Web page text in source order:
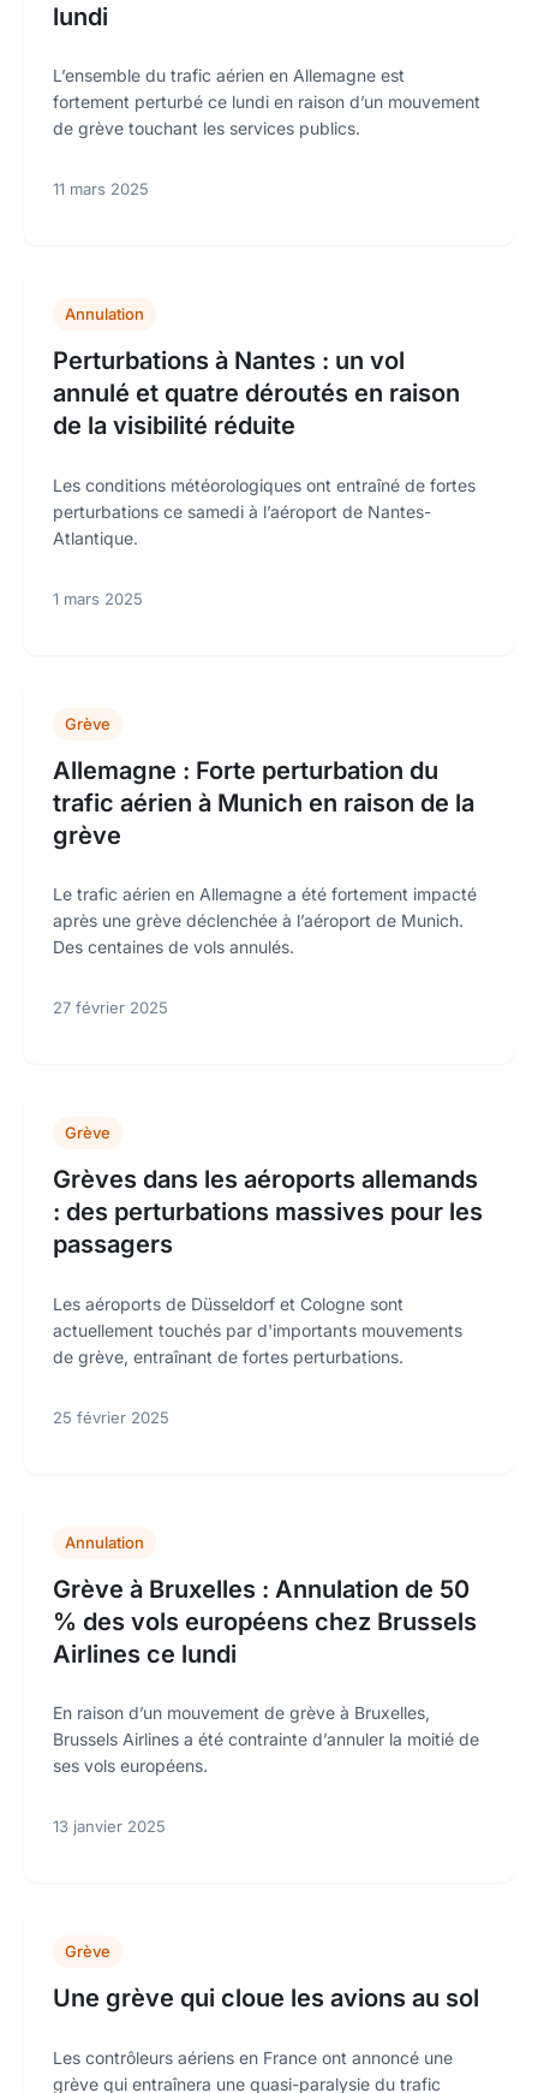
lundi
L’ensemble du trafic aérien en Allemagne est
fortement perturbé ce lundi en raison d’un mouvement
de grève touchant les services publics.
11 mars 2025
Annulation
Perturbations à Nantes : un vol
annulé et quatre déroutés en raison
de la visibilité réduite
Les conditions météorologiques ont entraîné de fortes
perturbations ce samedi à l’aéroport de Nantes-
Atlantique.
1 mars 2025
Grève
Allemagne : Forte perturbation du
trafic aérien à Munich en raison de la
grève
Le trafic aérien en Allemagne a été fortement impacté
après une grève déclenchée à l’aéroport de Munich.
Des centaines de vols annulés.
27 février 2025
Grève
Grèves dans les aéroports allemands
: des perturbations massives pour les
passagers
Les aéroports de Düsseldorf et Cologne sont
actuellement touchés par d'importants mouvements
de grève, entraînant de fortes perturbations.
25 février 2025
Annulation
Grève à Bruxelles : Annulation de 50
% des vols européens chez Brussels
Airlines ce lundi
En raison d’un mouvement de grève à Bruxelles,
Brussels Airlines a été contrainte d’annuler la moitié de
ses vols européens.
13 janvier 2025
Grève
Une grève qui cloue les avions au sol
Les contrôleurs aériens en France ont annoncé une
grève qui entraînera une quasi-paralysie du trafic